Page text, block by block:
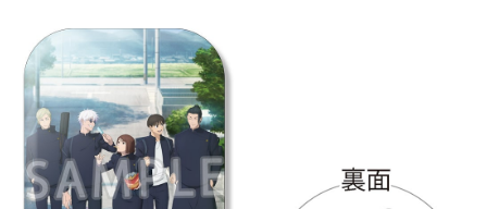
映画ちいかわ
じゅじゅフェス 2026
薬屋のひとりごと 夏の園遊会2026
名探偵コナン